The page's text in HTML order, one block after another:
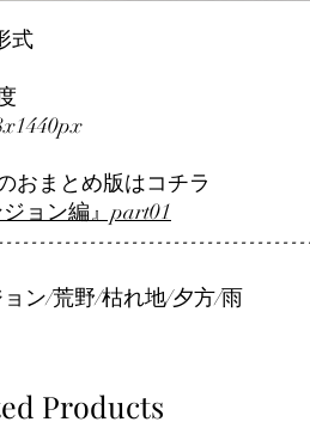
式
おまとめ版はコチラ
ジョン編』part01
ン/荒野/枯れ地/夕方/雨
Products